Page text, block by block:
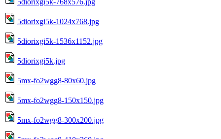
5diorixgi5k-768x576.jpg
5diorixgi5k-1024x768.jpg
5diorixgi5k-1536x1152.jpg
5diorixgi5k.jpg
5mx-fo2wgg8-80x60.jpg
5mx-fo2wgg8-150x150.jpg
5mx-fo2wgg8-300x200.jpg